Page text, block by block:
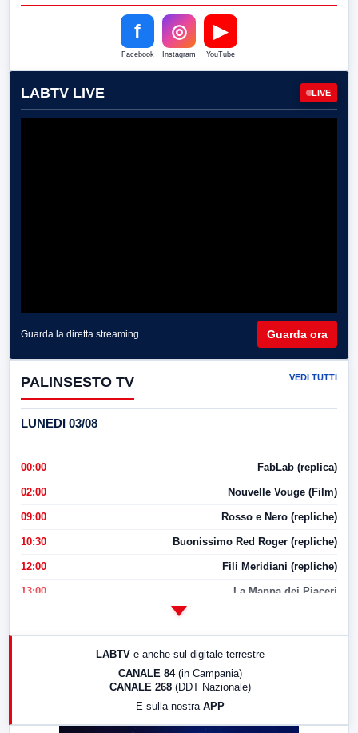
f
Facebook
◎
Instagram
▶
YouTube
LABTV LIVE LIVE
Guarda la diretta streaming Guarda ora
PALINSESTO TV VEDI TUTTI
LUNEDI 03/08
00:00 FabLab (replica)
02:00 Nouvelle Vouge (Film)
09:00 Rosso e Nero (repliche)
10:30 Buonissimo Red Roger (repliche)
12:00 Fili Meridiani (repliche)
13:00 La Mappa dei Piaceri
LABTV e anche sul digitale terrestre
CANALE 84 (in Campania)
CANALE 268 (DDT Nazionale)
E sulla nostra APP